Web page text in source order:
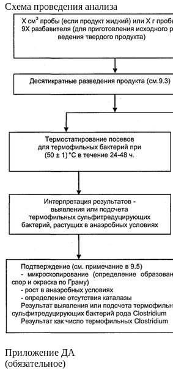
Схема проведения анализа
Приложение ДА
(обязательное)